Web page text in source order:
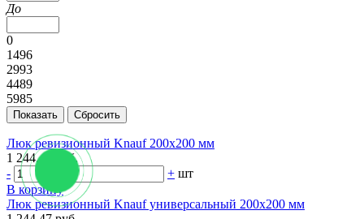
До
0
1496
2993
4489
5985
Люк ревизионный Knauf 200х200 мм
1 244.47 руб.
-
+ шт
В корзину
Люк ревизионный Knauf универсальный 200х200 мм